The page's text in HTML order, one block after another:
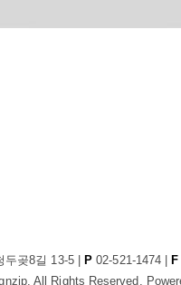
곶8길 13-5 | P 02-521-1474 | F
All Rights Reserved.